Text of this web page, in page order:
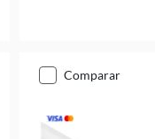
comparar